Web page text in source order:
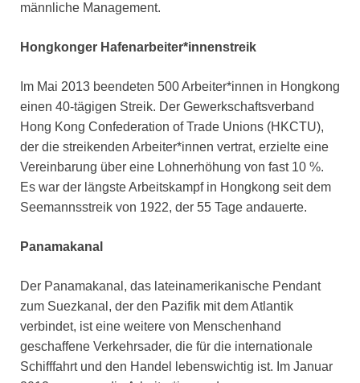
männliche Management.
Hongkonger Hafenarbeiter*innenstreik
Im Mai 2013 beendeten 500 Arbeiter*innen in Hongkong
einen 40-tägigen Streik. Der Gewerkschaftsverband
Hong Kong Confederation of Trade Unions (HKCTU),
der die streikenden Arbeiter*innen vertrat, erzielte eine
Vereinbarung über eine Lohnerhöhung von fast 10 %.
Es war der längste Arbeitskampf in Hongkong seit dem
Seemannsstreik von 1922, der 55 Tage andauerte.
Panamakanal
Der Panamakanal, das lateinamerikanische Pendant
zum Suezkanal, der den Pazifik mit dem Atlantik
verbindet, ist eine weitere von Menschenhand
geschaffene Verkehrsader, die für die internationale
Schifffahrt und den Handel lebenswichtig ist. Im Januar